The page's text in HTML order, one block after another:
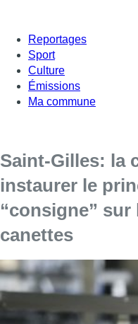
Reportages
Sport
Culture
Émissions
Ma commune
Saint-Gilles: la
instaurer le
“consigne”
canettes